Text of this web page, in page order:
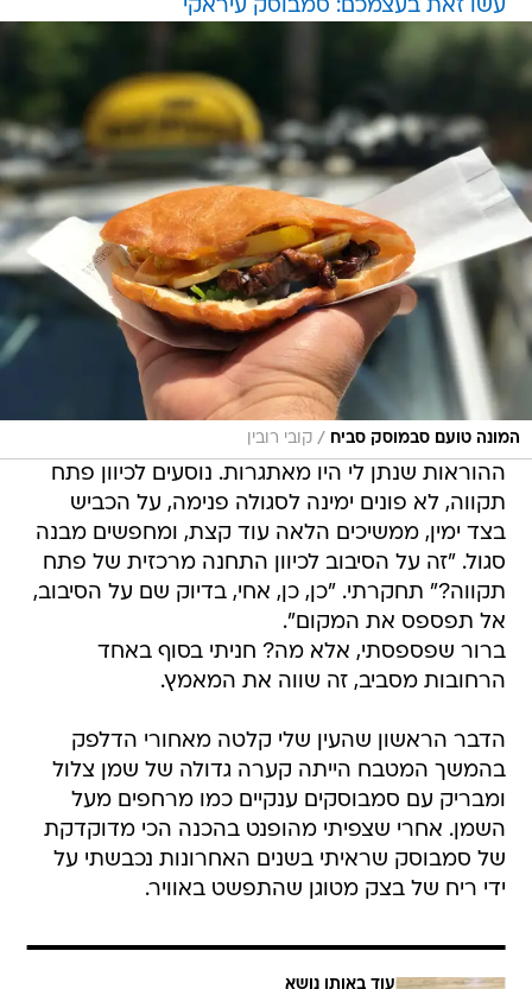
עשו זאת בעצמכם: סמבוסק עיראקי
המונה טועם סבמוסק סביח / קובי רובין
ההוראות שנתן לי היו מאתגרות. נוסעים לכיוון פתח
תקווה, לא פונים ימינה לסגולה פנימה, על הכביש
בצד ימין, ממשיכים הלאה עוד קצת, ומחפשים מבנה
סגול. "זה על הסיבוב לכיוון התחנה מרכזית של פתח
תקווה?" תחקרתי. "כן, כן, אחי, בדיוק שם על הסיבוב,
אל תפספס את המקום".
ברור שפספסתי, אלא מה? חניתי בסוף באחד
הרחובות מסביב, זה שווה את המאמץ.
הדבר הראשון שהעין שלי קלטה מאחורי הדלפק
בהמשך המטבח הייתה קערה גדולה של שמן צלול
ומבריק עם סמבוסקים ענקיים כמו מרחפים מעל
השמן. אחרי שצפיתי מהופנט בהכנה הכי מדוקדקת
של סמבוסק שראיתי בשנים האחרונות נכבשתי על
ידי ריח של בצק מטוגן שהתפשט באוויר.
עוד באותו נושא